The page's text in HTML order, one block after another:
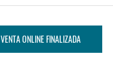
VENTA ONLINE FINALIZADA